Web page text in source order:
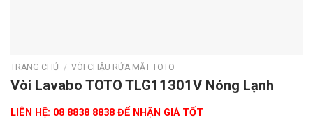
TRANG CHỦ / VÒI CHẬU RỬA MẶT TOTO
Vòi Lavabo TOTO TLG11301V Nóng Lạnh
LIÊN HỆ: 08 8838 8838 ĐỂ NHẬN GIÁ TỐT